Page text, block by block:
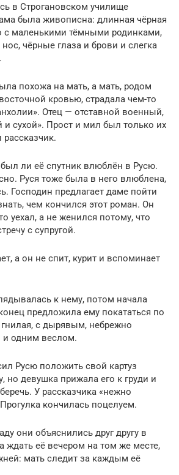
в Строгановском училище
была живописна: длинная чёрная
с маленькими тёмными родинками,
чёрные глаза и брови и слегка
похожа на мать, а мать, родом
кровью, страдала чем-то
Отец — отставной военный,
сухой». Прост и мил был только их
ли её спутник влюблён в Русю.
Руся тоже была в него влюблена,
Господин предлагает даме пойти
чем кончился этот роман. Он
уехал, а не женился потому, что
с супругой.
а он не спит, курит и вспоминает
к нему, потом начала
предложила ему покататься по
с дырявым, небрежно
одним веслом.
Русю положить свой картуз
но девушка прижала его к груди и
У рассказчика «нежно
кончилась поцелуем.
они объяснились друг другу в
ждать её вечером на том же месте,
мать следит за каждым её